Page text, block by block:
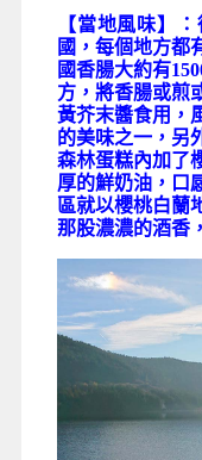
【當地風味】
國，每個地方都
國香腸大約有
方，將香腸或煎
黃芥末醬食用，
的美味之一，另
森林蛋糕內加了
厚的鮮奶油，口
區就以櫻桃白蘭
那股濃濃的酒香